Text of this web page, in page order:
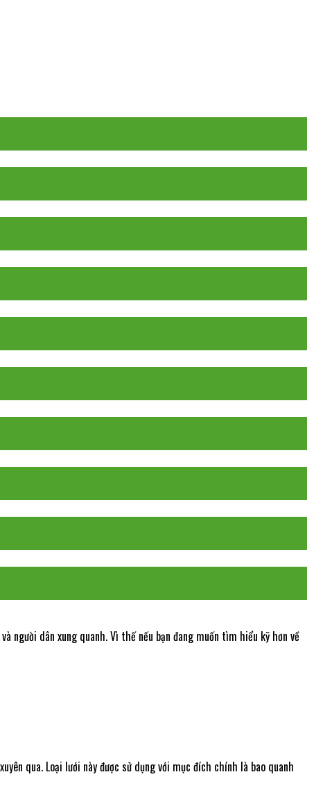
người dân xung quanh. Vì thế nếu bạn đang muốn tìm hiểu kỹ hơn về
qua. Loại lưới này được sử dụng với mục đích chính là bao quanh